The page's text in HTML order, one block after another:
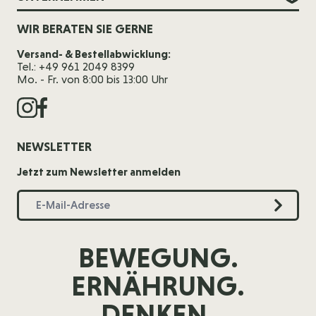
BEWEGUNG.
ERNÄHRUNG.
WIR BERATEN SIE GERNE
Versand- & Bestellabwicklung:
Tel.: +49 961 2049 8399
Mo. - Fr. von 8:00 bis 13:00 Uhr
NEWSLETTER
Jetzt zum Newsletter anmelden